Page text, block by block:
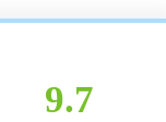
9.7